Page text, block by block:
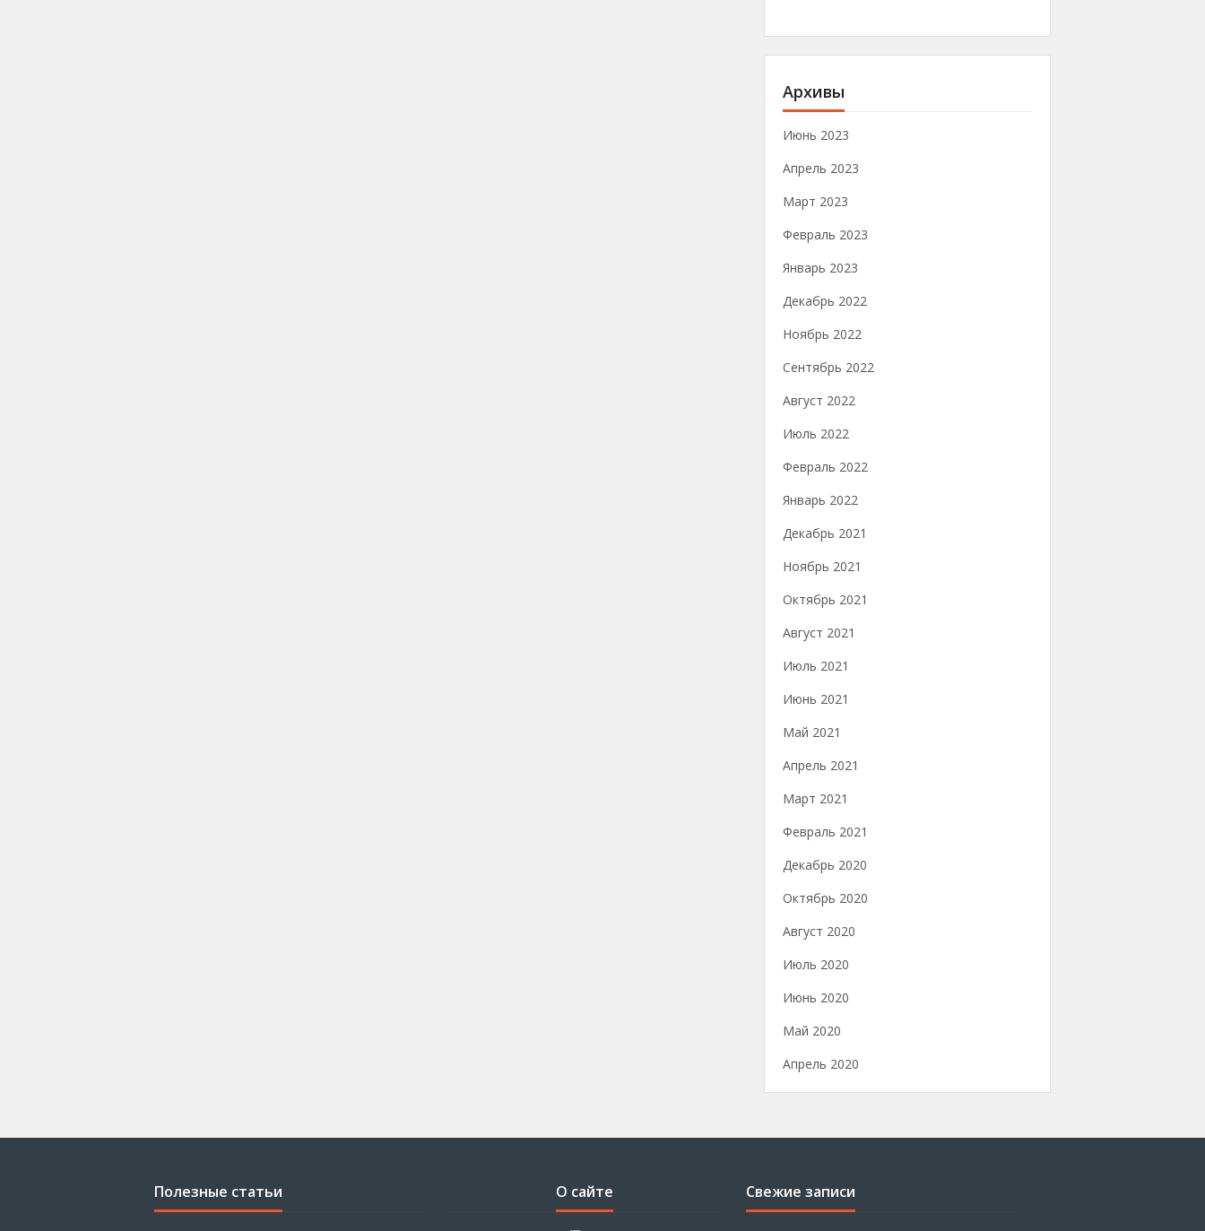
Архивы
Июнь 2023
Апрель 2023
Март 2023
Февраль 2023
Январь 2023
Декабрь 2022
Ноябрь 2022
Сентябрь 2022
Август 2022
Июль 2022
Февраль 2022
Январь 2022
Декабрь 2021
Ноябрь 2021
Октябрь 2021
Август 2021
Июль 2021
Июнь 2021
Май 2021
Апрель 2021
Март 2021
Февраль 2021
Декабрь 2020
Октябрь 2020
Август 2020
Июль 2020
Июнь 2020
Май 2020
Апрель 2020
Полезные статьи О сайте Свежие записи